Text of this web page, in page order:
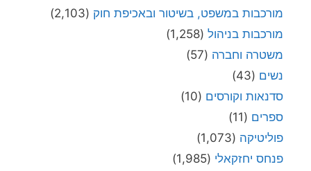
מורכבות במשפט, בשיטור ובאכיפת חוק (2,103)
מורכבות בניהול (1,258)
משטרה וחברה (57)
נשים (43)
סדנאות וקורסים (10)
ספרים (11)
פוליטיקה (1,073)
פנחס יחזקאלי (1,985)